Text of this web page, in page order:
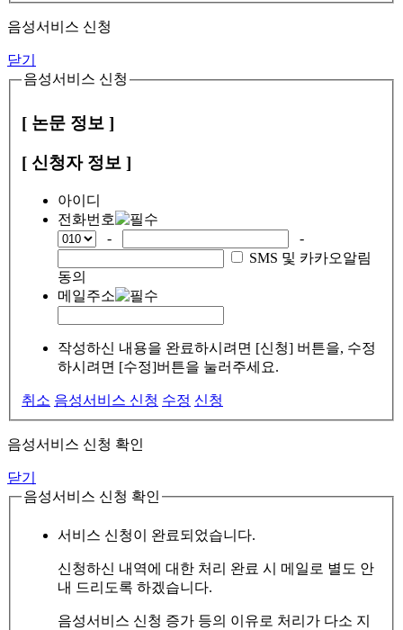
음성서비스 신청
닫기
음성서비스 신청
[ 논문 정보 ]
[ 신청자 정보 ]
아이디
전화번호
-
-
SMS 및 카카오알림
동의
메일주소
작성하신 내용을 완료하시려면 [신청] 버튼을, 수정
하시려면 [수정]버튼을 눌러주세요.
취소 음성서비스 신청 수정 신청
음성서비스 신청 확인
닫기
음성서비스 신청 확인
서비스 신청이 완료되었습니다.
신청하신 내역에 대한 처리 완료 시 메일로 별도 안
내 드리도록 하겠습니다.
음성서비스 신청 증가 등의 이유로 처리가 다소 지